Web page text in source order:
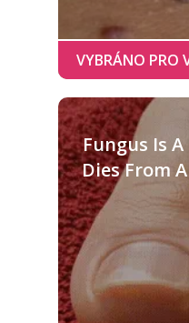
Fungus Is
Dies From